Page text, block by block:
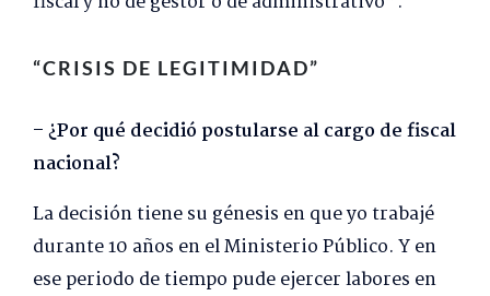
“CRISIS DE LEGITIMIDAD”
– ¿Por qué decidió postularse al cargo de fiscal
nacional?
La decisión tiene su génesis en que yo trabajé
durante 10 años en el Ministerio Público. Y en
ese periodo de tiempo pude ejercer labores en